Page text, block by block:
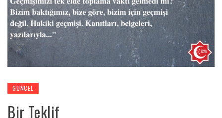
GÜNCEL
Bir Teklif